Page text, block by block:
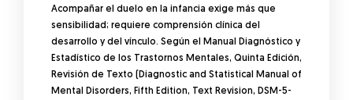
Acompañar el duelo en la infancia exige más que
sensibilidad; requiere comprensión clínica del
desarrollo y del vínculo. Según el Manual Diagnóstico y
Estadístico de los Trastornos Mentales, Quinta Edición,
Revisión de Texto (Diagnostic and Statistical Manual of
Mental Disorders, Fifth Edition, Text Revision, DSM-5-